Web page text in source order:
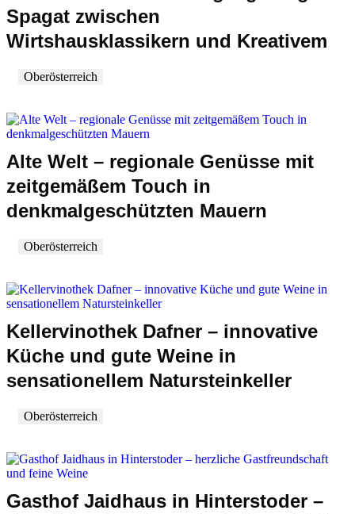
Spagat zwischen
Wirtshausklassikern und Kreativem
Oberösterreich
Alte Welt – regionale Genüsse mit
zeitgemäßem Touch in
denkmalgeschützten Mauern
Oberösterreich
Kellervinothek Dafner – innovative
Küche und gute Weine in
sensationellem Natursteinkeller
Oberösterreich
Gasthof Jaidhaus in Hinterstoder –